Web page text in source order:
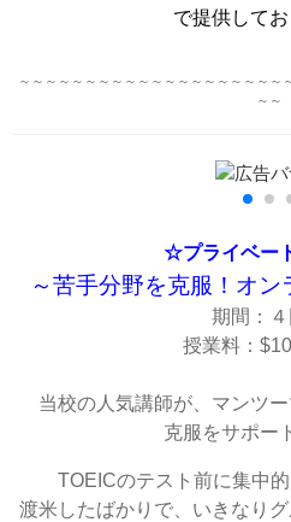
で提供してお
～～～～～～～～～～～～～～～～～～～～
～～
☆プライベー
～苦手分野を克服！オン
期間：４
授業料：
当校の人気講師が、マンツ
克服をサポー
TOEICのテスト前に集中
渡米したばかりで、いきなり